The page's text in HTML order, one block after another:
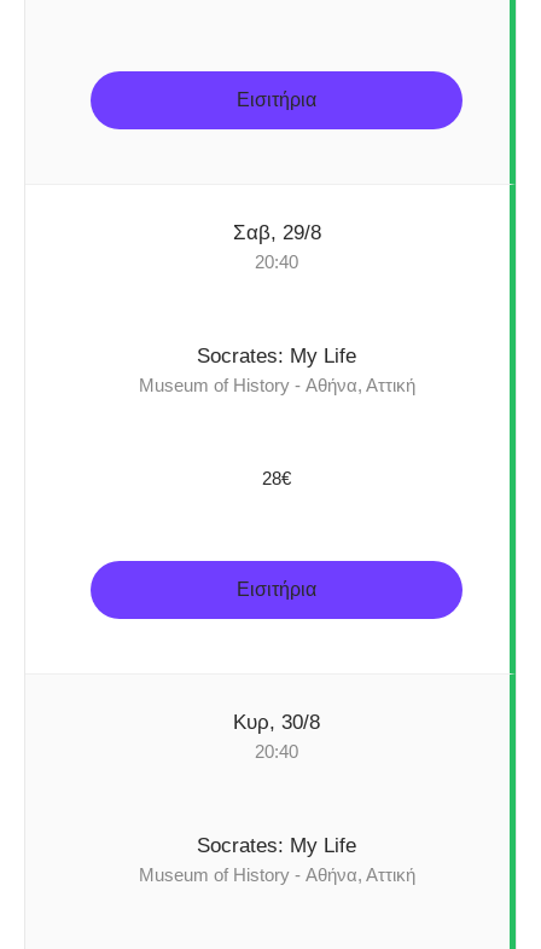
Εισιτήρια
Σαβ, 29/8
20:40
Socrates: My Life
Museum of History - Αθήνα, Αττική
28€
Εισιτήρια
Κυρ, 30/8
20:40
Socrates: My Life
Museum of History - Αθήνα, Αττική